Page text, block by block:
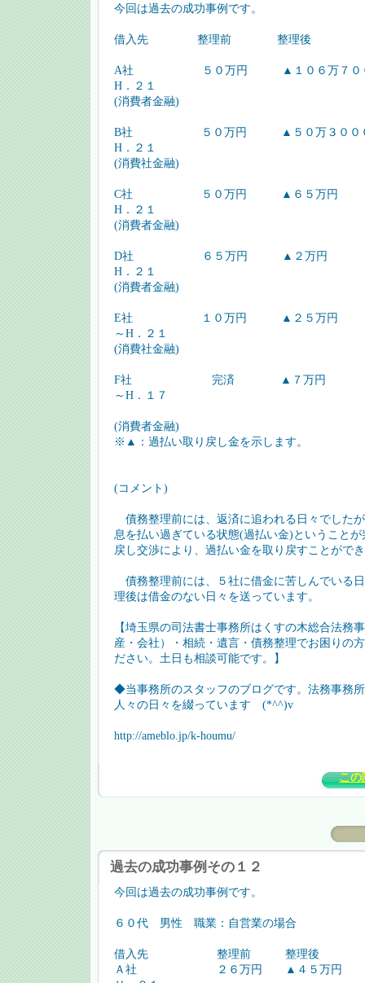
今回は過去の成功事例です。
借入先 整理前 整理後
A社 ５０万円 ▲１０６万７００
H．２１
(消費者金融)
B社 ５０万円 ▲５０万３００
H．２１
(消費社金融)
C社 ５０万円 ▲６５万
H．２１
(消費者金融)
D社 ６５万円 ▲２万円
H．２１
(消費者金融)
E社 １０万円 ▲２５万
～H．２１
(消費社金融)
F社 完済 ▲７万円
～H．１７
(消費者金融)
※▲：過払い取り戻し金を示します。
(コメント)
債務整理前には、返済に追われる日々でした
息を払い過ぎている状態(過払い金)ということ
戻し交渉により、過払い金を取り戻すことがで
債務整理前には、５社に借金に苦しんでいる
理後は借金のない日々を送っています。
【埼玉県の司法書士事務所はくすの木総合法務
産・会社）・相続・遺言・債務整理でお困りの
ださい。土日も相談可能です。】
◆当事務所のスタッフのブログです。法務事務
人々の日々を綴っています (*^^)v
http://ameblo.jp/k-houmu/
この
過去の成功事例その１２
今回は過去の成功事例です。
６０代 男性 職業：自営業の場合
借入先 整理前 整理後
Ａ社 ２６万円 ▲４５万円